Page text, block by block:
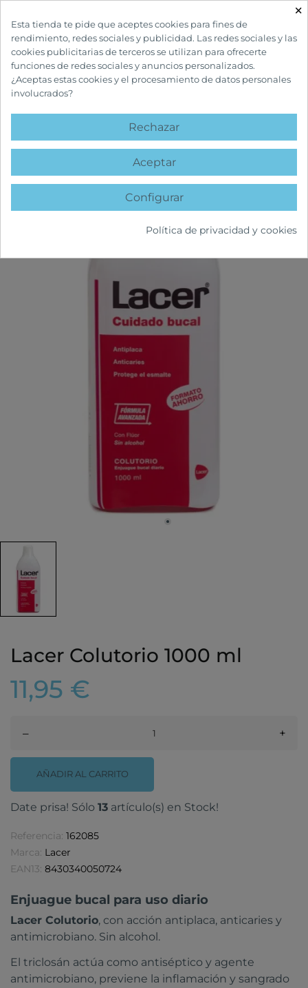
INICIO CUIDADOS BUCALES
favorite
Lacer Colutorio 1000 ml
11,95 €
– +
AÑADIR AL CARRITO
Date prisa! Sólo 13 artículo(s) en Stock!
Referencia: 162085
Marca: Lacer
EAN13: 8430340050724
Enjuague bucal para uso diario
Lacer Colutorio, con acción antiplaca, anticaries y
antimicrobiano. Sin alcohol.
El triclosán actúa como antiséptico y agente
antimicrobiano, previene la inflamación y sangrado
×
Esta tienda te pide que aceptes cookies para fines de
rendimiento, redes sociales y publicidad. Las redes sociales y las
cookies publicitarias de terceros se utilizan para ofrecerte
funciones de redes sociales y anuncios personalizados.
¿Aceptas estas cookies y el procesamiento de datos personales
involucrados?
Rechazar
Aceptar
Configurar
Política de privacidad y cookies